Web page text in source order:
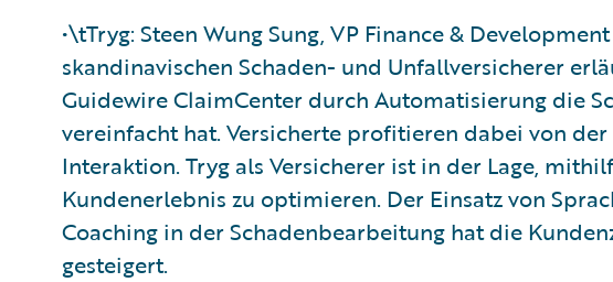
•\tTryg: Steen Wung Sung, VP Finance &
skandinavischen Schaden- und Unfallversicherer
Guidewire ClaimCenter durch Automatisierung die
vereinfacht hat. Versicherte profitieren dabei von
Interaktion. Tryg als Versicherer ist in der Lage,
Kundenerlebnis zu optimieren. Der Einsatz von
Coaching in der Schadenbearbeitung hat die
gesteigert.